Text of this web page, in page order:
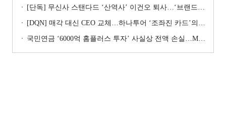
[단독] 무신사 스탠다드 ‘산역사’ 이건오 퇴사…‘브랜드 정체성’ 전환점 맞나
[DQN] 매각 대신 CEO 교체…하나투어 ‘조좌진 카드’의 속내 [Z-스코어 기업가치 바로보기]
국민연금 ‘6000억 홈플러스 투자’ 사실상 전액 손실…MBK 책임론 재점화